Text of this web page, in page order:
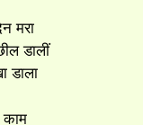
मरा
डालीं
डाला
काम